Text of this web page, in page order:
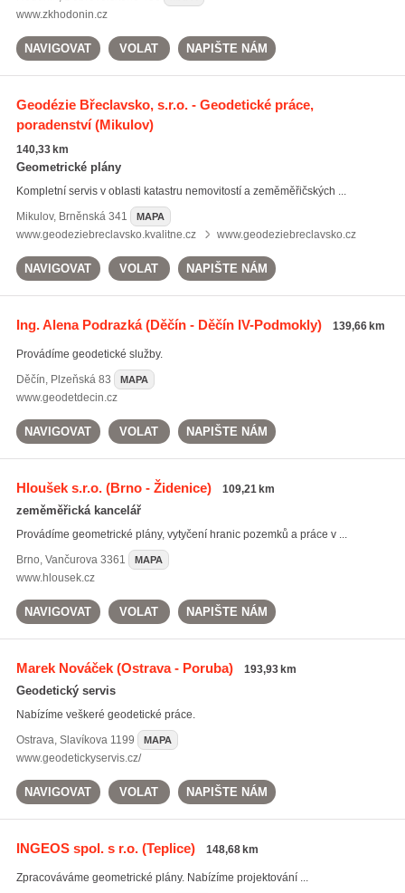
www.zkhodonin.cz
NAVIGOVAT VOLAT NAPIŠTE NÁM
Geodézie Břeclavsko, s.r.o. - Geodetické práce,
poradenství(Mikulov)
140,33 km
Geometrické plány
Kompletní servis v oblasti katastru nemovitostí a zeměměřičských ...
Mikulov, Brněnská 341 MAPA
www.geodeziebreclavsko.kvalitne.cz www.geodeziebreclavsko.cz
NAVIGOVAT VOLAT NAPIŠTE NÁM
Ing. Alena Podrazká(Děčín - Děčín IV-Podmokly) 139,66 km
Provádíme geodetické služby.
Děčín, Plzeňská 83 MAPA
www.geodetdecin.cz
NAVIGOVAT VOLAT NAPIŠTE NÁM
Hloušek s.r.o.(Brno - Židenice) 109,21 km
zeměměřická kancelář
Provádíme geometrické plány, vytyčení hranic pozemků a práce v ...
Brno, Vančurova 3361 MAPA
www.hlousek.cz
NAVIGOVAT VOLAT NAPIŠTE NÁM
Marek Nováček(Ostrava - Poruba) 193,93 km
Geodetický servis
Nabízíme veškeré geodetické práce.
Ostrava, Slavíkova 1199 MAPA
www.geodetickyservis.cz/
NAVIGOVAT VOLAT NAPIŠTE NÁM
INGEOS spol. s r.o.(Teplice) 148,68 km
Zpracováváme geometrické plány. Nabízíme projektování ...